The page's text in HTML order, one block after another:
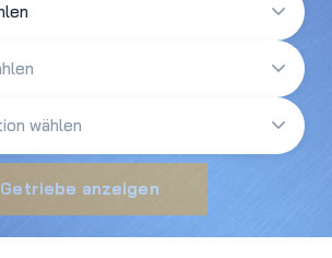
Getriebe anzeigen